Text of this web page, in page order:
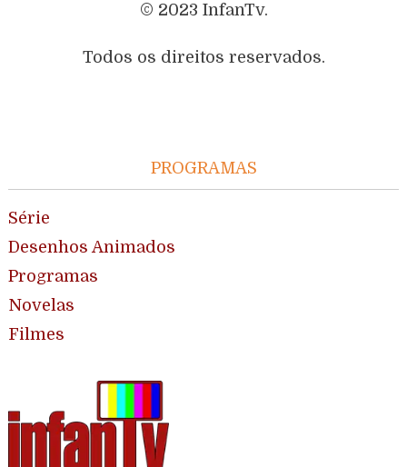
© 2023 InfanTv.
Todos os direitos reservados.
PROGRAMAS
Série
Desenhos Animados
Programas
Novelas
Filmes